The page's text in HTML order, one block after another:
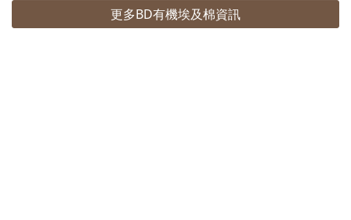
更多BD有機埃及棉資訊